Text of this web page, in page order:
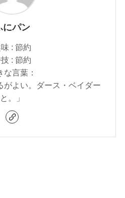
にパン
: 節約
: 節約
な言葉：
がよい。ダース・ベイダー
と。」